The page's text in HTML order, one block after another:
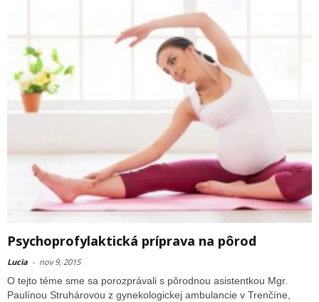
Psychoprofylaktická príprava na pôrod
Lucia - nov 9, 2015
O tejto téme sme sa porozprávali s pôrodnou asistentkou Mgr.
Paulínou Struhárovou z gynekologickej ambulancie v Trenčíne,